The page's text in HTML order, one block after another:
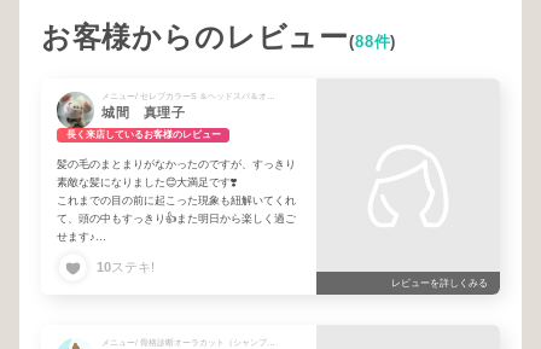
お客様からのレビュー(88件)
城間 真理子
長く来店しているお客様のレビュー
髪の毛のまとまりがなかったのですが、すっきり
素敵な髪になりました😊大満足です❣️
これまでの目の前に起こった現象も紐解いてくれ
て、頭の中もすっきり👍また明日から楽しく過ご
せます♪
10ステキ!
レビューを詳しくみる